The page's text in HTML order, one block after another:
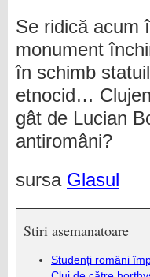
Se ridică acum
monument
în schimb
etnocid…
gât de Lucian
antiromâni?
sursa Glasul
Stiri asemanatoare
Studenți români